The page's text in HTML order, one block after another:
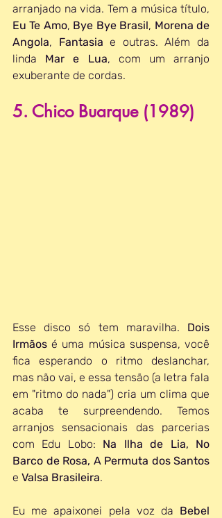
Eu Te Amo, Bye Bye Brasil, Morena de
Angola, Fantasia e outras. Além da
linda Mar e Lua, com um arranjo
exuberante de cordas.
5. Chico Buarque (1989)
Esse disco só tem maravilha. Dois
Irmãos é uma música suspensa, você
fica esperando o ritmo deslanchar,
mas não vai, e essa tensão (a letra fala
em "ritmo do nada") cria um clima que
acaba te surpreendendo. Temos
arranjos sensacionais das parcerias
com Edu Lobo: Na Ilha de Lia, No
Barco de Rosa, A Permuta dos Santos
e Valsa Brasileira.
Eu me apaixonei pela voz da Bebel